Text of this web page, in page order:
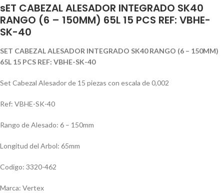
sET CABEZAL ALESADOR INTEGRADO SK40
RANGO (6 – 150MM) 65L 15 PCS REF: VBHE-
SK-40
SET CABEZAL ALESADOR INTEGRADO SK40 RANGO (6 – 150MM)
65L 15 PCS REF: VBHE-SK-40
Set Cabezal Alesador de 15 piezas con escala de 0,002
Ref: VBHE-SK-40
Rango de Alesado: 6 – 150mm
Longitud del Arbol: 65mm
Codigo: 3320-462
Marca: Vertex